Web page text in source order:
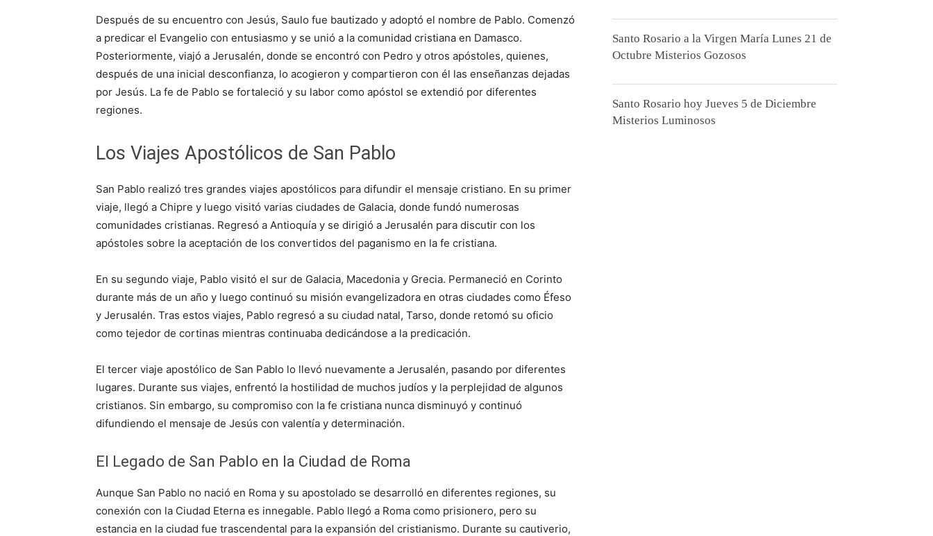
Después de su encuentro con Jesús, Saulo fue bautizado y adoptó el nombre de Pablo. Comenzó
a predicar el Evangelio con entusiasmo y se unió a la comunidad cristiana en Damasco.
Posteriormente, viajó a Jerusalén, donde se encontró con Pedro y otros apóstoles, quienes,
después de una inicial desconfianza, lo acogieron y compartieron con él las enseñanzas dejadas
por Jesús. La fe de Pablo se fortaleció y su labor como apóstol se extendió por diferentes
regiones.
Los Viajes Apostólicos de San Pablo
San Pablo realizó tres grandes viajes apostólicos para difundir el mensaje cristiano. En su primer
viaje, llegó a Chipre y luego visitó varias ciudades de Galacia, donde fundó numerosas
comunidades cristianas. Regresó a Antioquía y se dirigió a Jerusalén para discutir con los
apóstoles sobre la aceptación de los convertidos del paganismo en la fe cristiana.
En su segundo viaje, Pablo visitó el sur de Galacia, Macedonia y Grecia. Permaneció en Corinto
durante más de un año y luego continuó su misión evangelizadora en otras ciudades como Éfeso
y Jerusalén. Tras estos viajes, Pablo regresó a su ciudad natal, Tarso, donde retomó su oficio
como tejedor de cortinas mientras continuaba dedicándose a la predicación.
El tercer viaje apostólico de San Pablo lo llevó nuevamente a Jerusalén, pasando por diferentes
lugares. Durante sus viajes, enfrentó la hostilidad de muchos judíos y la perplejidad de algunos
cristianos. Sin embargo, su compromiso con la fe cristiana nunca disminuyó y continuó
difundiendo el mensaje de Jesús con valentía y determinación.
El Legado de San Pablo en la Ciudad de Roma
Aunque San Pablo no nació en Roma y su apostolado se desarrolló en diferentes regiones, su
conexión con la Ciudad Eterna es innegable. Pablo llegó a Roma como prisionero, pero su
estancia en la ciudad fue trascendental para la expansión del cristianismo. Durante su cautiverio,
Santo Rosario a la Virgen María Lunes 21 de
Octubre Misterios Gozosos
Santo Rosario hoy Jueves 5 de Diciembre
Misterios Luminosos